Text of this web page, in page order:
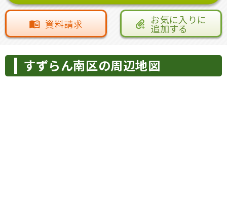
資料請求 お気に入りに
追加する
すずらん南区の周辺地図